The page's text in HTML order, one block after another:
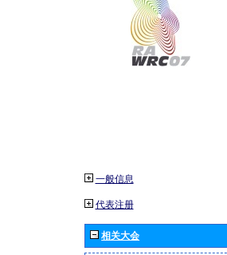
一般信息
代表注册
相关大会